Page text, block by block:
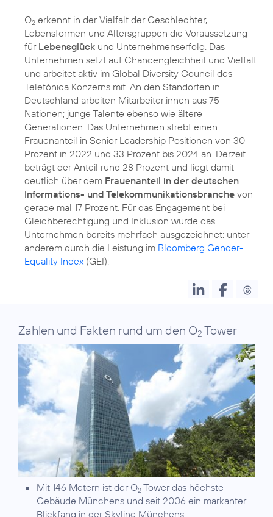
O2 erkennt in der Vielfalt der Geschlechter,
Lebensformen und Altersgruppen die Voraussetzung
für Lebensglück und Unternehmenserfolg. Das
Unternehmen setzt auf Chancengleichheit und Vielfalt
und arbeitet aktiv im Global Diversity Council des
Telefónica Konzerns mit. An den Standorten in
Deutschland arbeiten Mitarbeiter:innen aus 75
Nationen; junge Talente ebenso wie ältere
Generationen. Das Unternehmen strebt einen
Frauenanteil in Senior Leadership Positionen von 30
Prozent in 2022 und 33 Prozent bis 2024 an. Derzeit
beträgt der Anteil rund 28 Prozent und liegt damit
deutlich über dem Frauenanteil in der deutschen
Informations- und Telekommunikationsbranche von
gerade mal 17 Prozent. Für das Engagement bei
Gleichberechtigung und Inklusion wurde das
Unternehmen bereits mehrfach ausgezeichnet; unter
anderem durch die Leistung im Bloomberg Gender-
Equality Index (GEI).
Zahlen und Fakten rund um den O2 Tower
Mit 146 Metern ist der O2 Tower das höchste
Gebäude Münchens und seit 2006 ein markanter
Blickfang in der Skyline Münchens.